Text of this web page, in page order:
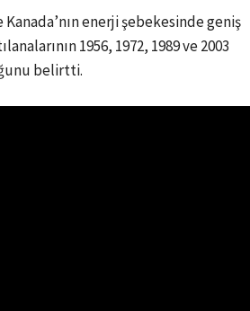
Kanada’nın enerji şebekesinde geniş
1956, 1972, 1989 ve 2003
belirtti.